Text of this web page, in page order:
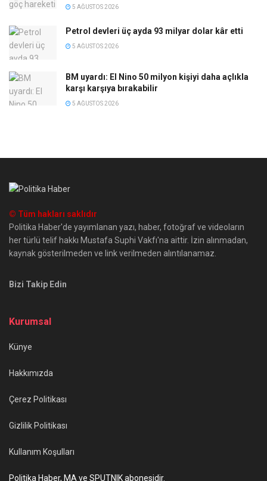
5 AĞUSTOS 2026
Petrol devleri üç ayda 93 milyar dolar kâr etti
5 AĞUSTOS 2026
BM uyardı: El Nino 50 milyon kişiyi daha açlıkla
karşı karşıya bırakabilir
5 AĞUSTOS 2026
© Tüm hakları saklıdır
Politika Haber'de yayımlanan yazı, haber, fotoğraf ve videoların
her türlü telif hakkı Mustafa Suphi Vakfı'na aittir. İzin alınmadan,
kaynak gösterilmeden ve link verilmeden alıntılanamaz.
Bizi Takip Edin
Kurumsal
Künye
Hakkımızda
Çerez Politikası
Gizlilik Politikası
Kullanım Koşulları
Politika Haber, MA ve SPUTNIK abonesidir.